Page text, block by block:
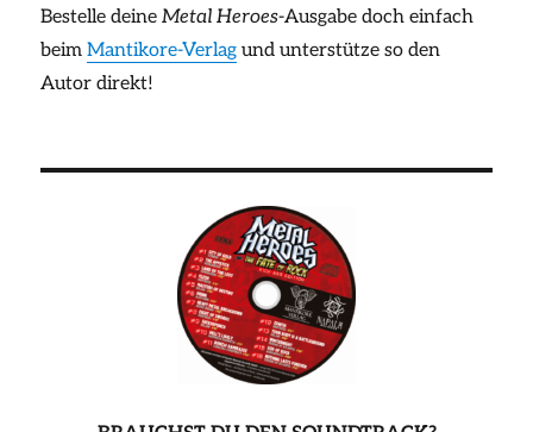
Bestelle deineMetal Heroes-Ausgabe doch einfach
beimMantikore-Verlag und unterstütze so den
Autor direkt!